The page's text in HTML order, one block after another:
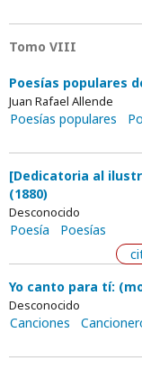
Tomo VIII
Poesías populares
Juan Rafael Allende
Poesías populares
[Dedicatoria al
(1880)
Desconocido
Poesía
Poesías
Yo canto para tí:
Desconocido
Canciones